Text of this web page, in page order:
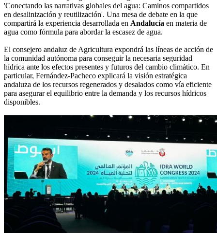
'Conectando las narrativas globales del agua: Caminos compartidos
en desalinización y reutilización'. Una mesa de debate en la que
compartirá la experiencia desarrollada en Andalucía en materia de
agua como fórmula para abordar la escasez de agua.
El consejero andaluz de Agricultura expondrá las líneas de acción de
la comunidad autónoma para conseguir la necesaria seguridad
hídrica ante los efectos presentes y futuros del cambio climático. En
particular, Fernández-Pacheco explicará la visión estratégica
andaluza de los recursos regenerados y desalados como vía eficiente
para asegurar el equilibrio entre la demanda y los recursos hídricos
disponibles.